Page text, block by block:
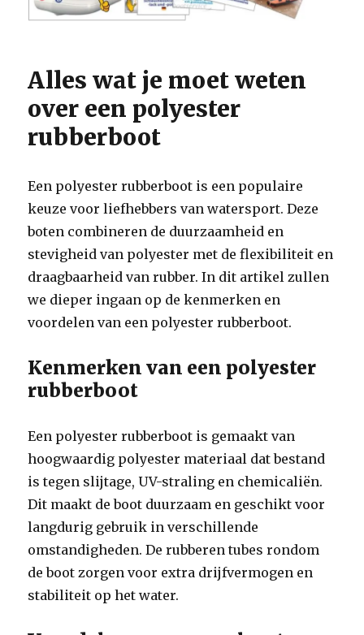
Alles wat je moet weten
over een polyester
rubberboot
Een polyester rubberboot is een populaire
keuze voor liefhebbers van watersport. Deze
boten combineren de duurzaamheid en
stevigheid van polyester met de flexibiliteit en
draagbaarheid van rubber. In dit artikel zullen
we dieper ingaan op de kenmerken en
voordelen van een polyester rubberboot.
Kenmerken van een polyester
rubberboot
Een polyester rubberboot is gemaakt van
hoogwaardig polyester materiaal dat bestand
is tegen slijtage, UV-straling en chemicaliën.
Dit maakt de boot duurzaam en geschikt voor
langdurig gebruik in verschillende
omstandigheden. De rubberen tubes rondom
de boot zorgen voor extra drijfvermogen en
stabiliteit op het water.